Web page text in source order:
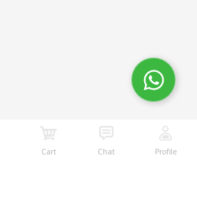
Cart Chat Profile